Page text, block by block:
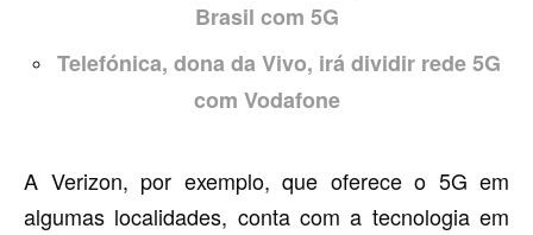
Brasil com 5G
Telefónica, dona da Vivo, irá dividir rede 5G
com Vodafone
A Verizon, por exemplo, que oferece o 5G em
algumas localidades, conta com a tecnologia em